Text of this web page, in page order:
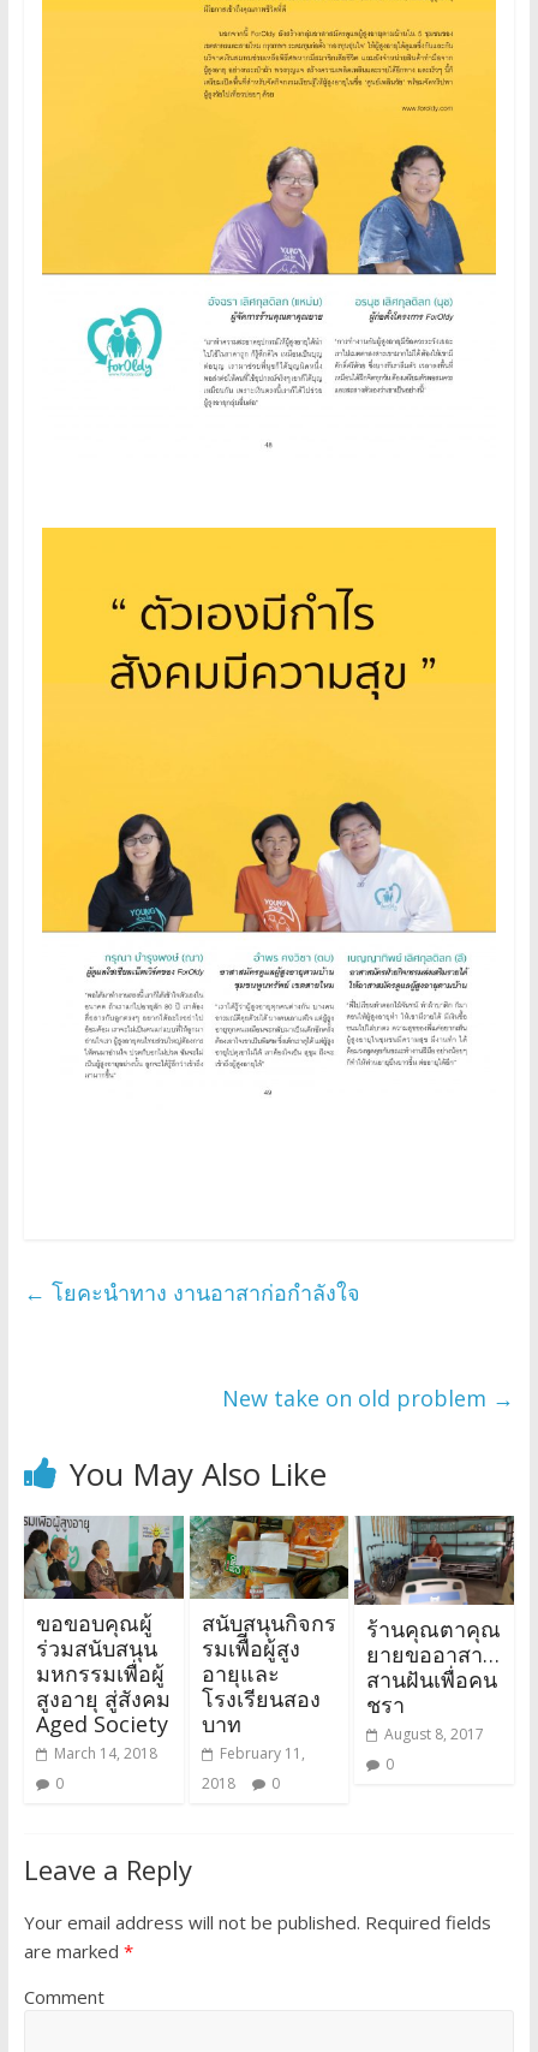
← โยคะนำทาง งานอาสาก่อกำลังใจ
New take on old problem →
You May Also Like
ขอขอบคุณผู้
ร่วมสนับสนุน
มหกรรมเพื่อผู้
สูงอายุ สู่สังคม
Aged Society
March 14, 2018
0
สนับสนุนกิจกร
รมเพืีอผู้สูง
อายุและ
โรงเรียนสอง
บาท
February 11,
2018
0
ร้านคุณตาคุณ
ยายขออาสา…
สานฝันเพื่อคน
ชรา
August 8, 2017
0
Leave a Reply
Your email address will not be published. Required fields
are marked *
Comment